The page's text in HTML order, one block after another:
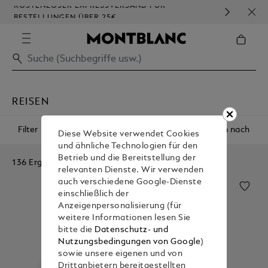
KOSTENLOSER EXPRESSVERSAND FÜR
BESTELLUNGEN ÜBER 25€
REISEN
Filter Sortieren nach
136 Ergebnisse
Diese Website verwendet Cookies
und ähnliche Technologien für den
Betrieb und die Bereitstellung der
relevanten Dienste. Wir verwenden
auch verschiedene Google-Dienste
einschließlich der
Anzeigenpersonalisierung (für
weitere Informationen lesen Sie
bitte die Datenschutz- und
Nutzungsbedingungen von Google)
sowie unsere eigenen und von
Drittanbietern bereitgestellten